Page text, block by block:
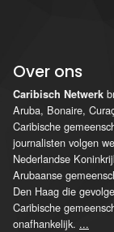
Over ons
Caribisch Netwerk
Aruba, Bonaire,
Caribische
journalisten volgen
Nederlandse
Arubaanse
Den Haag die
Caribische
onafhankelijk. ...